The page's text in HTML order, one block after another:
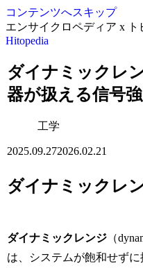
コンテンツへスキップ
エンサイクロペディア x ト
Hitopedia
ダイナミックレ
器が扱える信号
工学
2025.09.272026.02.21
ダイナミックレ
ダイナミックレンジ （
は、システムが飽和せず